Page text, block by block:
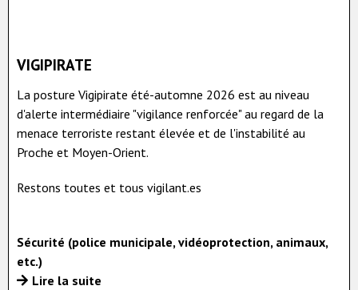
VIGIPIRATE
La posture Vigipirate été-automne 2026 est au niveau
d'alerte intermédiaire "vigilance renforcée" au regard de la
menace terroriste restant élevée et de l'instabilité au
Proche et Moyen-Orient.
Restons toutes et tous vigilant.es
Sécurité (police municipale, vidéoprotection, animaux,
etc.)
Lire la suite